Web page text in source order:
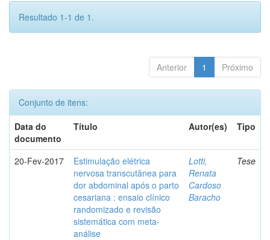
Resultado 1-1 de 1.
Anterior 1 Próximo
Conjunto de itens:
Data do
documento
Título Autor(es) Tipo
20-Fev-2017
Estimulação elétrica
nervosa transcutânea para
dor abdominal após o parto
cesariana : ensaio clínico
randomizado e revisão
sistemática com meta-
análise
Lotti,
Renata
Cardoso
Baracho
Tese